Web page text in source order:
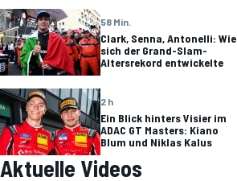
58 Min.
Clark, Senna, Antonelli: Wie
sich der Grand-Slam-
Altersrekord entwickelte
2 h
Ein Blick hinters Visier im
ADAC GT Masters: Kiano
Blum und Niklas Kalus
Aktuelle Videos